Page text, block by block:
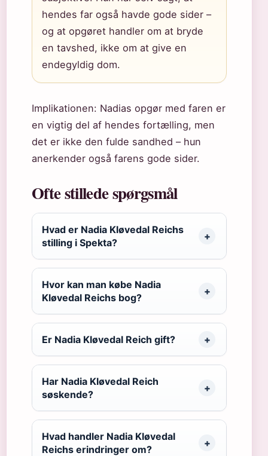
hendes far også havde gode sider –
og at opgøret handler om at bryde
en tavshed, ikke om at give en
endegyldig dom.
Implikationen: Nadias opgør med faren er
en vigtig del af hendes fortælling, men
det er ikke den fulde sandhed – hun
anerkender også farens gode sider.
Ofte stillede spørgsmål
Hvad er Nadia Kløvedal Reichs
stilling i Spekta?
Hvor kan man købe Nadia
Kløvedal Reichs bog?
Er Nadia Kløvedal Reich gift?
Har Nadia Kløvedal Reich
søskende?
Hvad handler Nadia Kløvedal
Reichs erindringer om?